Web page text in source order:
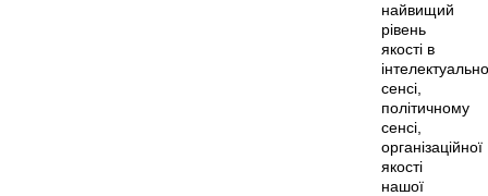
найвищий
рівень
якості в
сенсі,
політичному
сенсі,
організаційної
якості
нашої